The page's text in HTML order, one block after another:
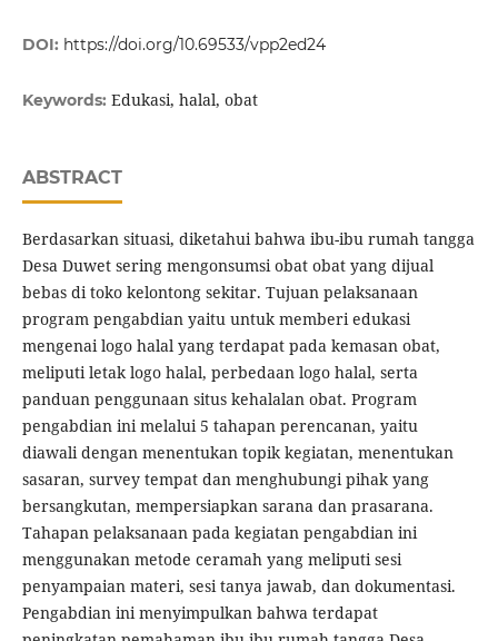
DOI: https://doi.org/10.69533/vpp2ed24
Keywords: Edukasi, halal, obat
ABSTRACT
Berdasarkan situasi, diketahui bahwa ibu-ibu rumah tangga
Desa Duwet sering mengonsumsi obat obat yang dijual
bebas di toko kelontong sekitar. Tujuan pelaksanaan
program pengabdian yaitu untuk memberi edukasi
mengenai logo halal yang terdapat pada kemasan obat,
meliputi letak logo halal, perbedaan logo halal, serta
panduan penggunaan situs kehalalan obat. Program
pengabdian ini melalui 5 tahapan perencanan, yaitu
diawali dengan menentukan topik kegiatan, menentukan
sasaran, survey tempat dan menghubungi pihak yang
bersangkutan, mempersiapkan sarana dan prasarana.
Tahapan pelaksanaan pada kegiatan pengabdian ini
menggunakan metode ceramah yang meliputi sesi
penyampaian materi, sesi tanya jawab, dan dokumentasi.
Pengabdian ini menyimpulkan bahwa terdapat